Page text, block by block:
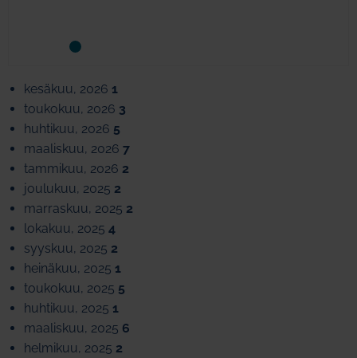
kesäkuu, 2026 1
toukokuu, 2026 3
huhtikuu, 2026 5
maaliskuu, 2026 7
tammikuu, 2026 2
joulukuu, 2025 2
marraskuu, 2025 2
lokakuu, 2025 4
syyskuu, 2025 2
heinäkuu, 2025 1
toukokuu, 2025 5
huhtikuu, 2025 1
maaliskuu, 2025 6
helmikuu, 2025 2